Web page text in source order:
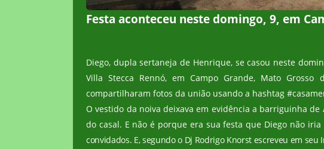
Festa aconteceu neste domingo, 9, em
Diego, dupla sertaneja de Henrique, se casou neste
Villa Stecca Rennó, em Campo Grande, Mato
compartilharam fotos da união usando a hashtag
O vestido da noiva deixava em evidência a barriguinha
do casal. E não é porque era sua festa que Diego não
convidados. E, segundo o Dj Rodrigo Knorst escreveu em